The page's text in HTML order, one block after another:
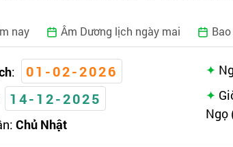
nay Âm Dương lịch ngày mai
: 01-02-2026
14-12-2025
Chủ Nhật
Ngọ